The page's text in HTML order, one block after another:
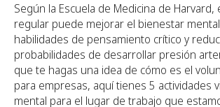
Según la Escuela de Medicina de Harvard,
regular puede mejorar el bienestar
habilidades de pensamiento crítico y
probabilidades de desarrollar presión
que te hagas una idea de cómo es el
para empresas, aquí tienes 5 actividades
mental para el lugar de trabajo que